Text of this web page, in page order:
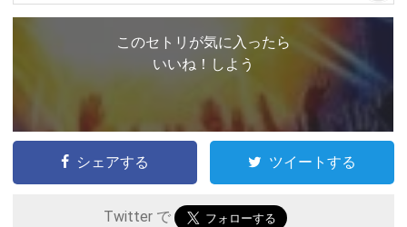
このセトリが気に入ったら
いいね！しよう
シェアする ツイートする
Twitter で